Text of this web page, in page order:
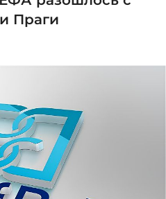
Праги